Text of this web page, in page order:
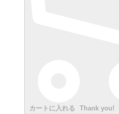
カートに入れる Thank you!